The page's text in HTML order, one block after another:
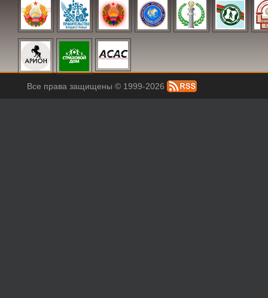
Все права защищены © 1999-2026